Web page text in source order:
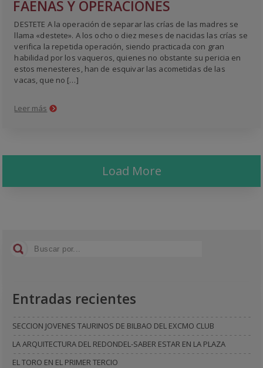
FAENAS Y OPERACIONES
DESTETE A la operación de separar las crías de las madres se
llama «destete». A los ocho o diez meses de nacidas las crías se
verifica la repetida operación, siendo practicada con gran
habilidad por los vaqueros, quienes no obstante su pericia en
estos menesteres, han de esquivar las acometidas de las
vacas, que no […]
Leer más
Load More
Entradas recientes
SECCION JOVENES TAURINOS DE BILBAO DEL EXCMO CLUB
LA ARQUITECTURA DEL REDONDEL-SABER ESTAR EN LA PLAZA
EL TORO EN EL PRIMER TERCIO